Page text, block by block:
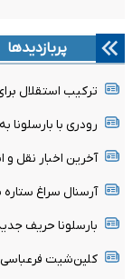
پربازدیدها
ترکیب استقلال
رودری با بارسلونا
آخرین اخبار نقل و
آرسنال سراغ ستاره
بارسلونا حریف
کلین‌شیت